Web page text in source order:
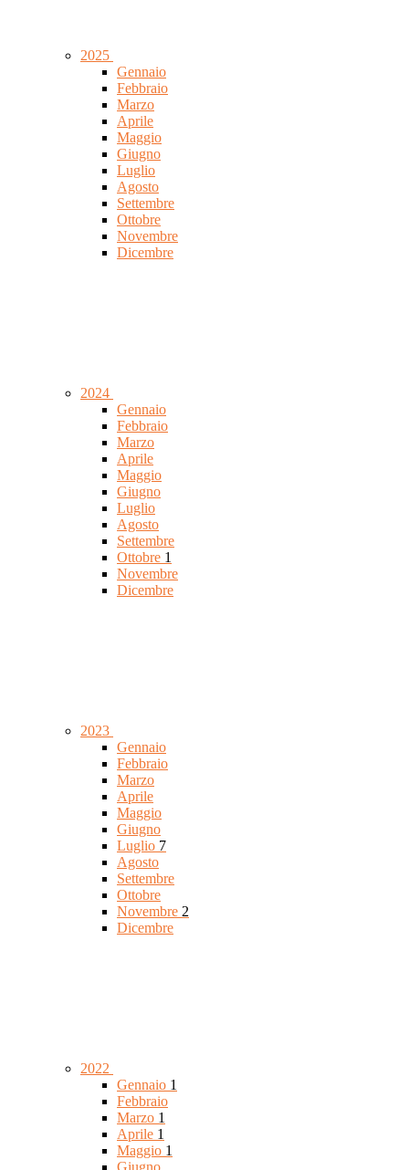
2025
Gennaio
Febbraio
Marzo
Aprile
Maggio
Giugno
Luglio
Agosto
Settembre
Ottobre
Novembre
Dicembre
2024
Gennaio
Febbraio
Marzo
Aprile
Maggio
Giugno
Luglio
Agosto
Settembre
Ottobre 1
Novembre
Dicembre
2023
Gennaio
Febbraio
Marzo
Aprile
Maggio
Giugno
Luglio 7
Agosto
Settembre
Ottobre
Novembre 2
Dicembre
2022
Gennaio 1
Febbraio
Marzo 1
Aprile 1
Maggio 1